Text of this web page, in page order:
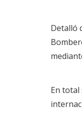
Detalló
En total